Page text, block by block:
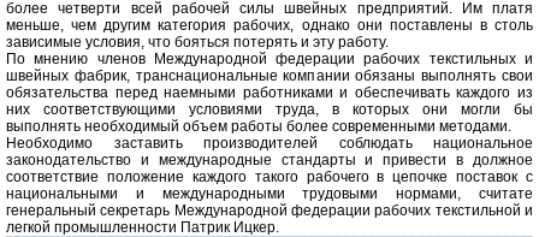
более четверти всей рабочей силы швейных предприятий. Им платя
меньше, чем другим категория рабочих, однако они поставлены в столь
зависимые условия, что бояться потерять и эту работу.
По мнению членов Международной федерации рабочих текстильных и
швейных фабрик, транснациональные компании обязаны выполнять свои
обязательства перед наемными работниками и обеспечивать каждого из
них соответствующими условиями труда, в которых они могли бы
выполнять необходимый объем работы более современными методами.
Необходимо заставить производителей соблюдать национальное
законодательство и международные стандарты и привести в должное
соответствие положение каждого такого рабочего в цепочке поставок с
национальными и международными трудовыми нормами, считате
генеральный секретарь Международной федерации рабочих текстильной и
легкой промышленности Патрик Ицкер.